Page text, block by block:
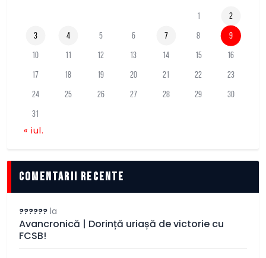
1 2
3 4 5 6 7 8 9
10 11 12 13 14 15 16
17 18 19 20 21 22 23
24 25 26 27 28 29 30
31
« iul.
comentarii recente
?????? la
Avancronică | Dorință uriașă de victorie cu
FCSB!